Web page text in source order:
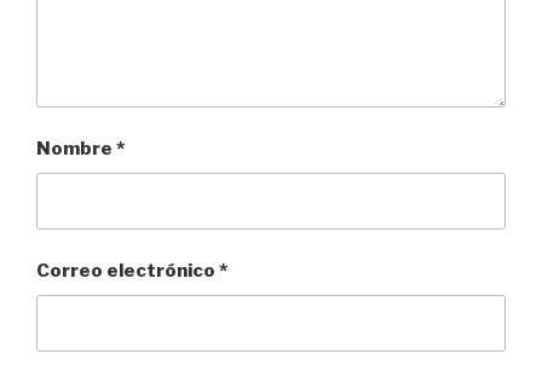
Nombre *
Correo electrónico *